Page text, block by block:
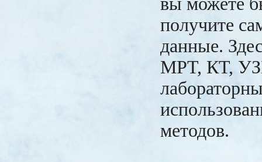
получите
данные.
МРТ, КТ,
методов.